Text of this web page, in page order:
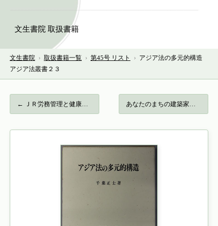
文生書院 取扱書籍
文生書院 › 取扱書籍一覧 › 第45号 リスト › アジア法の多元的構造
アジア法叢書２３
← ＪＲ労務管理と健康破壊 国労教育センター… あなたのまちの建築家たち 三重の建築家カ… →